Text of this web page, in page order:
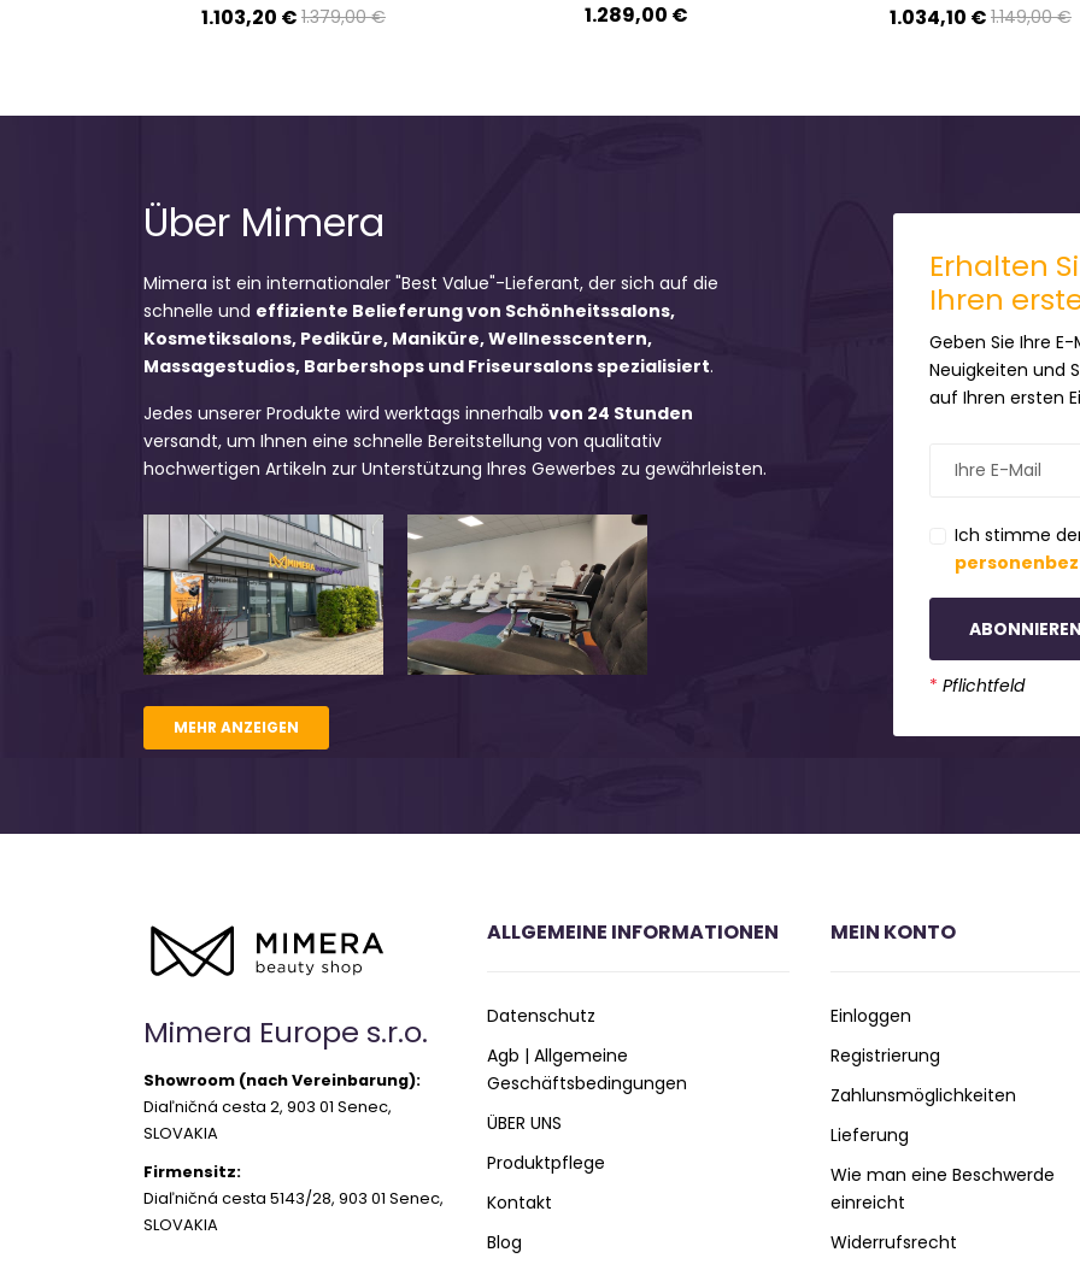
1.103,20 € 1.379,00 €
1.289,00 €
1.034,10 € 1.149,00 €
Über Mimera
Mimera ist ein internationaler "Best Value"-Lieferant, der sich auf die
schnelle und effiziente Belieferung von Schönheitssalons,
Kosmetiksalons, Pediküre, Maniküre, Wellnesscentern,
Massagestudios, Barbershops und Friseursalons spezialisiert.
Jedes unserer Produkte wird werktags innerhalbvon 24 Stunden
versandt, um Ihnen eine schnelle Bereitstellung von qualitativ
hochwertigen Artikeln zur Unterstützung Ihres Gewerbes zu gewährleisten.
MEHR ANZEIGEN
Erhalten
Ihren
Geben Sie Ihre
Neuigkeiten und
auf Ihren ersten
Ich stimme
* Pflichtfeld
Mimera Europe s.r.o.
Showroom (nach Vereinbarung):
Diaľničná cesta 2, 903 01 Senec,
SLOVAKIA
Firmensitz:
Diaľničná cesta 5143/28, 903 01 Senec,
SLOVAKIA
ALLGEMEINE INFORMATIONEN
Datenschutz
Agb | Allgemeine
Geschäftsbedingungen
ÜBER UNS
Produktpflege
Kontakt
Blog
MEIN KONTO
Einloggen
Registrierung
Zahlunsmöglichkeiten
Lieferung
Wie man eine Beschwerde
einreicht
Widerrufsrecht